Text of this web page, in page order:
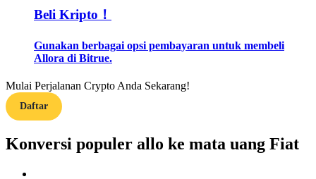
Strategi perdagangan
Beli Kripto！
Gunakan berbagai opsi pembayaran untuk membeli
Allora di Bitrue.
Mulai Perjalanan Crypto Anda Sekarang!
Daftar
Konversi populer allo ke mata uang Fiat